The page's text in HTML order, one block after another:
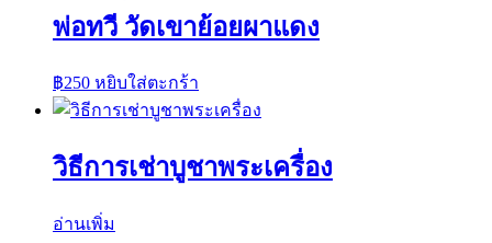
พ่อทวี วัดเขาย้อยผาแดง
฿250 หยิบใส่ตะกร้า
วิธีการเช่าบูชาพระเครื่อง
อ่านเพิ่ม